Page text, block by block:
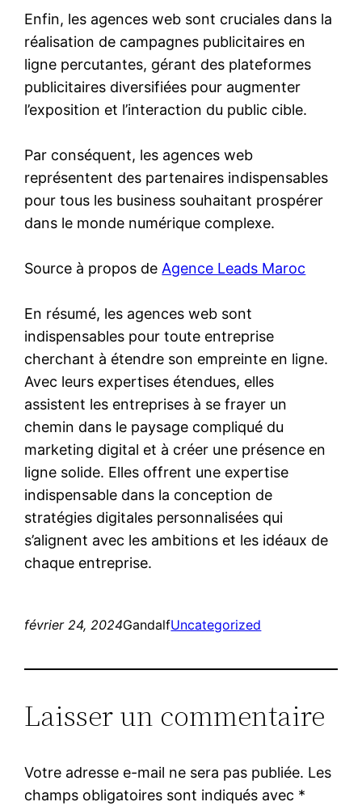
Enfin, les agences web sont cruciales dans la
réalisation de campagnes publicitaires en
ligne percutantes, gérant des plateformes
publicitaires diversifiées pour augmenter
l’exposition et l’interaction du public cible.
Par conséquent, les agences web
représentent des partenaires indispensables
pour tous les business souhaitant prospérer
dans le monde numérique complexe.
Source à propos de Agence Leads Maroc
En résumé, les agences web sont
indispensables pour toute entreprise
cherchant à étendre son empreinte en ligne.
Avec leurs expertises étendues, elles
assistent les entreprises à se frayer un
chemin dans le paysage compliqué du
marketing digital et à créer une présence en
ligne solide. Elles offrent une expertise
indispensable dans la conception de
stratégies digitales personnalisées qui
s’alignent avec les ambitions et les idéaux de
chaque entreprise.
février 24, 2024GandalfUncategorized
Laisser un commentaire
Votre adresse e-mail ne sera pas publiée. Les
champs obligatoires sont indiqués avec *